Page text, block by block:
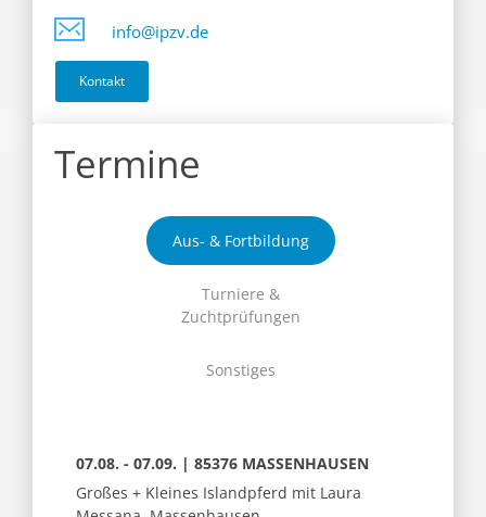
info@ipzv.de
Kontakt
Termine
Aus- & Fortbildung
Turniere &
Zuchtprüfungen
Sonstiges
07.08. - 07.09. | 85376 MASSENHAUSEN
Großes + Kleines Islandpferd mit Laura